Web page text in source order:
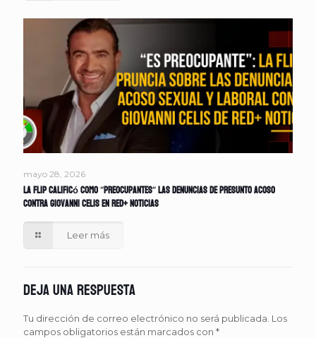
mayo 28, 2026
La FLIP calificó como “preocupantes” las denuncias de presunto acoso
contra Giovanni Celis en Red+ Noticias
Leer más
Deja una respuesta
Tu dirección de correo electrónico no será publicada. Los
campos obligatorios están marcados con *